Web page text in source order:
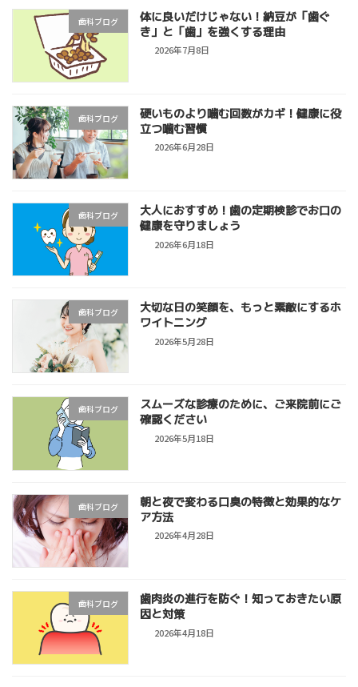
歯科ブログ
体に良いだけじゃない！納豆が「歯ぐ
き」と「歯」を強くする理由
2026年7月8日
歯科ブログ
硬いものより噛む回数がカギ！健康に役
立つ噛む習慣
2026年6月28日
歯科ブログ
大人におすすめ！歯の定期検診でお口の
健康を守りましょう
2026年6月18日
歯科ブログ
大切な日の笑顔を、もっと素敵にするホ
ワイトニング
2026年5月28日
歯科ブログ
スムーズな診療のために、ご来院前にご
確認ください
2026年5月18日
歯科ブログ
朝と夜で変わる口臭の特徴と効果的なケ
ア方法
2026年4月28日
歯科ブログ
歯肉炎の進行を防ぐ！知っておきたい原
因と対策
2026年4月18日